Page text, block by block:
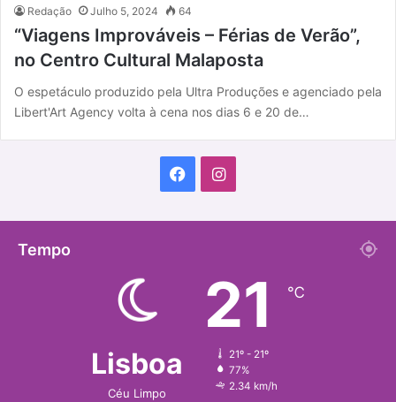
Redação Julho 5, 2024 64
“Viagens Improváveis – Férias de Verão”,
no Centro Cultural Malaposta
O espetáculo produzido pela Ultra Produções e agenciado pela
Libert'Art Agency volta à cena nos dias 6 e 20 de…
I
t
a
g
r
Tempo
Lisboa
Céu Limpo
21 ℃
21º - 21º
77%
2.34 km/h